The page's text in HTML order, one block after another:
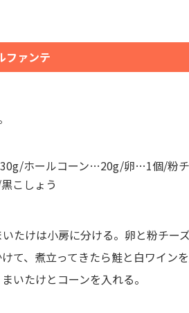
ファンテ
ホールコーン…20g/卵…1個/粉
こしょう
たけは小房に分ける。卵と粉チー
て、煮立ってきたら鮭と白ワインを
いたけとコーンを入れる。